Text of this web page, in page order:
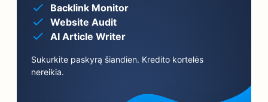
Backlink Monitor
Website Audit
AI Article Writer
Sukurkite paskyrą šiandien. Kredito kortelės
nereikia.